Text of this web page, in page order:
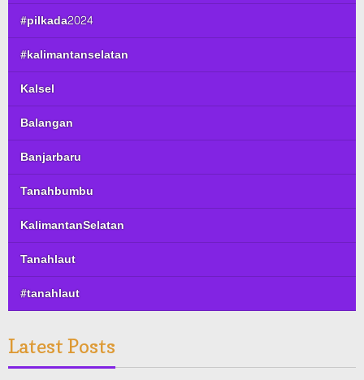
#pilkada2024
#kalimantanselatan
Kalsel
Balangan
Banjarbaru
Tanahbumbu
KalimantanSelatan
Tanahlaut
#tanahlaut
Latest Posts